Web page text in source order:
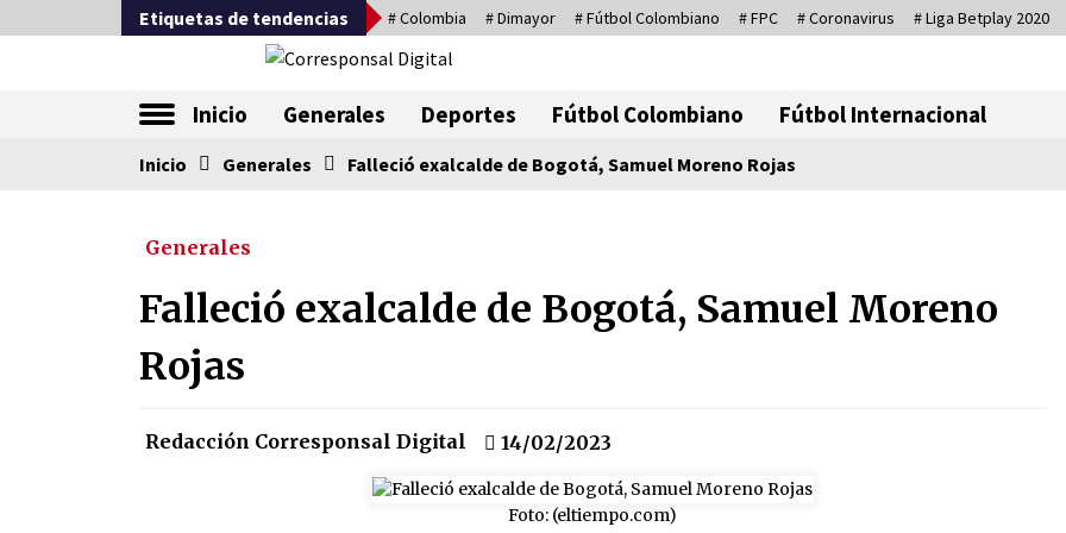
al
Etiquetas de tendencias # Colombia # Dimayor # Fútbol Colombiano # FPC # Coronavirus # Liga Betplay 2020
Corresponsal
Inicio Generales Deportes Fútbol Colombiano Fútbol Internacional
Tendencia ahora
07/08/2026
17/01/2026
Falcao regresa con el rabo entre
Captura de Maduro, donde
Inicio Generales Falleció exalcalde de Bogotá, Samuel Moreno Rojas
Generales
Falleció exalcalde de Bogotá, Samuel Moreno
Rojas
Redacción Corresponsal Digital 14/02/2023
Foto: (eltiempo.com)